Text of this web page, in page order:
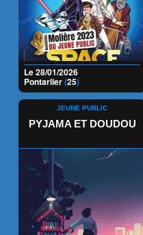
Le 28/01/2026
Pontarlier(25)
JEUNE PUBLIC
PYJAMA ET DOUDOU